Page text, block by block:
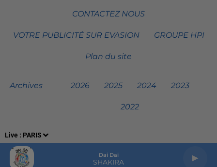
Live : PARIS
Dai Dai
SHAKIRA
CONTACTEZ NOUS
VOTRE PUBLICITÉ SUR EVASION GROUPE HPI
Plan du site
Archives 2026 2025 2024 2023
2022